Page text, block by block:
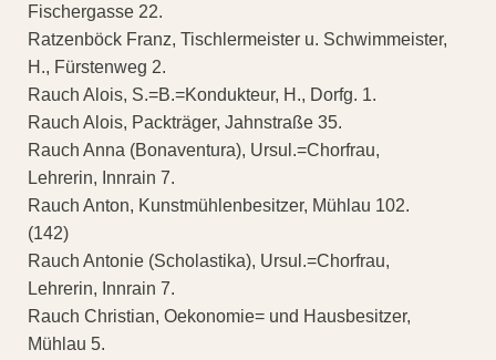
Fischergasse 22.
Ratzenböck Franz, Tischlermeister u. Schwimmeister,
H., Fürstenweg 2.
Rauch Alois, S.=B.=Kondukteur, H., Dorfg. 1.
Rauch Alois, Packträger, Jahnstraße 35.
Rauch Anna (Bonaventura), Ursul.=Chorfrau,
Lehrerin, Innrain 7.
Rauch Anton, Kunstmühlenbesitzer, Mühlau 102.
(142)
Rauch Antonie (Scholastika), Ursul.=Chorfrau,
Lehrerin, Innrain 7.
Rauch Christian, Oekonomie= und Hausbesitzer,
Mühlau 5.